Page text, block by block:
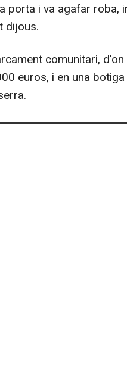
porta i va agafar roba,
dijous.
comunitari,
euros, i en una